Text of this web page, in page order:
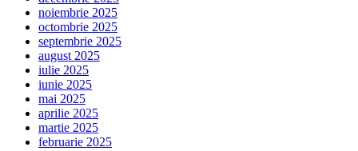
noiembrie 2025
octombrie 2025
septembrie 2025
august 2025
iulie 2025
iunie 2025
mai 2025
aprilie 2025
martie 2025
februarie 2025